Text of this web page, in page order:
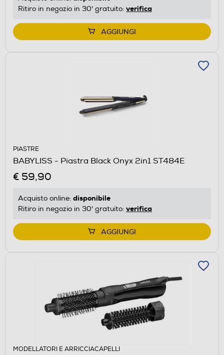
Ritiro in negozio in 30' gratuito: verifica
AGGIUNGI
PIASTRE
BABYLISS - Piastra Black Onyx 2in1 ST484E
€ 59,90
Acquisto online: disponibile
Ritiro in negozio in 30' gratuito: verifica
AGGIUNGI
MODELLATORI E ARRICCIACAPELLI